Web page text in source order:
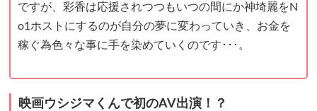
ですが、彩香は応援されつつもいつの間にか神埼麗をN
o1ホストにするのが自分の夢に変わっていき、お金を
稼ぐ為色々な事に手を染めていくのです･･･。
映画ウシジマくんで初のAV出演！？